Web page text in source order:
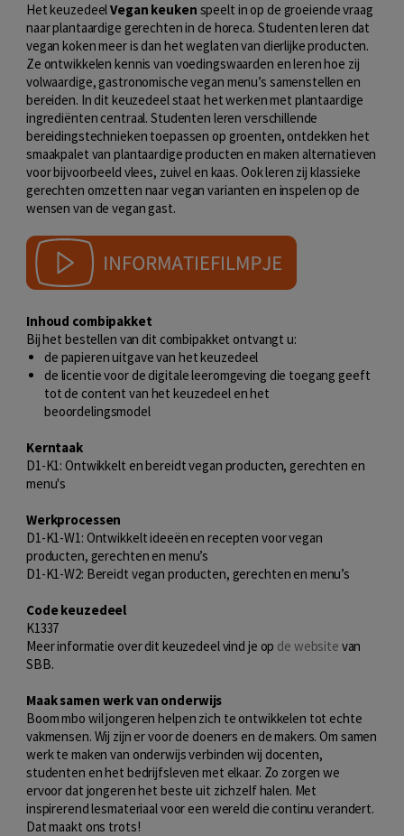
Het keuzedeelVegan keuken speelt in op de groeiende vraag
naar plantaardige gerechten in de horeca. Studenten leren dat
vegan koken meer is dan het weglaten van dierlijke producten.
Ze ontwikkelen kennis van voedingswaarden en leren hoe zij
volwaardige, gastronomische vegan menu’s samenstellen en
bereiden. In dit keuzedeel staat het werken met plantaardige
ingrediënten centraal. Studenten leren verschillende
bereidingstechnieken toepassen op groenten, ontdekken het
smaakpalet van plantaardige producten en maken alternatieven
voor bijvoorbeeld vlees, zuivel en kaas. Ook leren zij klassieke
gerechten omzetten naar vegan varianten en inspelen op de
wensen van de vegan gast.
Inhoud combipakket
Bij het bestellen van dit combipakket ontvangt u:
de papieren uitgave van het keuzedeel
de licentie voor de digitale leeromgeving die toegang geeft
tot de content van het keuzedeel en het
beoordelingsmodel
Kerntaak
D1-K1: Ontwikkelt en bereidt vegan producten, gerechten en
menu's
Werkprocessen
D1-K1-W1: Ontwikkelt ideeën en recepten voor vegan
producten, gerechten en menu’s
D1-K1-W2: Bereidt vegan producten, gerechten en menu’s
Code keuzedeel
K1337
Meer informatie over dit keuzedeel vind je op de website van
SBB.
Maak samen werk van onderwijs
Boom mbo wil jongeren helpen zich te ontwikkelen tot echte
vakmensen. Wij zijn er voor de doeners en de makers. Om samen
werk te maken van onderwijs verbinden wij docenten,
studenten en het bedrijfsleven met elkaar. Zo zorgen we
ervoor dat jongeren het beste uit zichzelf halen. Met
inspirerend lesmateriaal voor een wereld die continu verandert.
Dat maakt ons trots!